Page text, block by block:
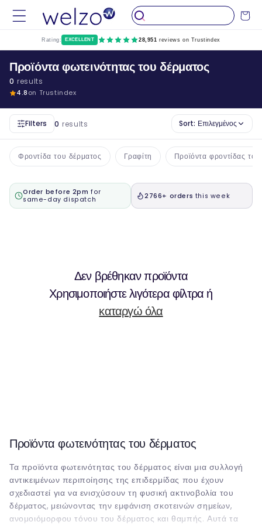
το
περιεχόμενο
Rating: EXCELLENT 28,951 reviews on Trustindex
Προϊόντα φωτεινότητας του δέρματος
0 results
4.8on Trustindex
Filters 0 results Sort: Επιλεγμένος
Φροντίδα του δέρματος Γραφίτη Προϊόντα φροντίδας
Order before 2pm for
same-day dispatch
2766+ orders this week
Δεν βρέθηκαν προϊόντα
Χρησιμοποιήστε λιγότερα φίλτρα ή
καταργώ όλα
Προϊόντα φωτεινότητας του δέρματος
Τα προϊόντα φωτεινότητας του δέρματος είναι μια συλλογή
αντικειμένων περιποίησης της επιδερμίδας που έχουν
σχεδιαστεί για να ενισχύσουν τη φυσική ακτινοβολία του
δέρματος, μειώνοντας την εμφάνιση σκοτεινών σημείων,
ανομοιόμορφου τόνου του δέρματος και θαμπής. Αυτά τα